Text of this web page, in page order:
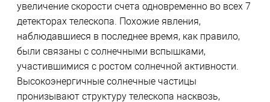
увеличение скорости счета одновременно во всех 7
детекторах телескопа. Похожие явления,
наблюдавшиеся в последнее время, как правило,
были связаны с солнечными вспышками,
участившимися с ростом солнечной активности.
Высокоэнергичные солнечные частицы
пронизывают структуру телескопа насквозь,